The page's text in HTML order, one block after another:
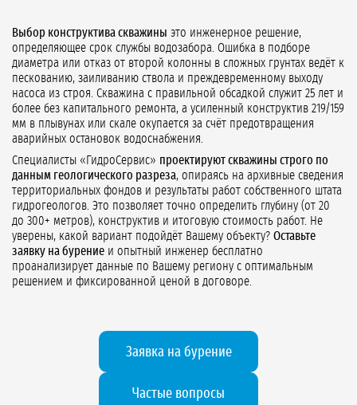
Выбор конструктива скважины это инженерное решение,
определяющее срок службы водозабора. Ошибка в подборе
диаметра или отказ от второй колонны в сложных грунтах ведёт к
пескованию, заиливанию ствола и преждевременному выходу
насоса из строя. Скважина с правильной обсадкой служит 25 лет и
более без капитального ремонта, а усиленный конструктив 219/159
мм в плывунах или скале окупается за счёт предотвращения
аварийных остановок водоснабжения.
Специалисты «ГидроСервис» проектируют скважины строго по
данным геологического разреза, опираясь на архивные сведения
территориальных фондов и результаты работ собственного штата
гидрогеологов. Это позволяет точно определить глубину (от 20
до 300+ метров), конструктив и итоговую стоимость работ. Не
уверены, какой вариант подойдёт Вашему объекту? Оставьте
заявку на бурение и опытный инженер бесплатно
проанализирует данные по Вашему региону с оптимальным
решением и фиксированной ценой в договоре.
Заявка на бурение
Частые вопросы